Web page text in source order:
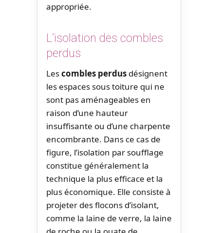
appropriée.
L’isolation des combles
perdus
Lescombles perdus désignent
les espaces sous toiture qui ne
sont pas aménageables en
raison d’une hauteur
insuffisante ou d’une charpente
encombrante. Dans ce cas de
figure, l’isolation par soufflage
constitue généralement la
technique la plus efficace et la
plus économique. Elle consiste à
projeter des flocons d’isolant,
comme la laine de verre, la laine